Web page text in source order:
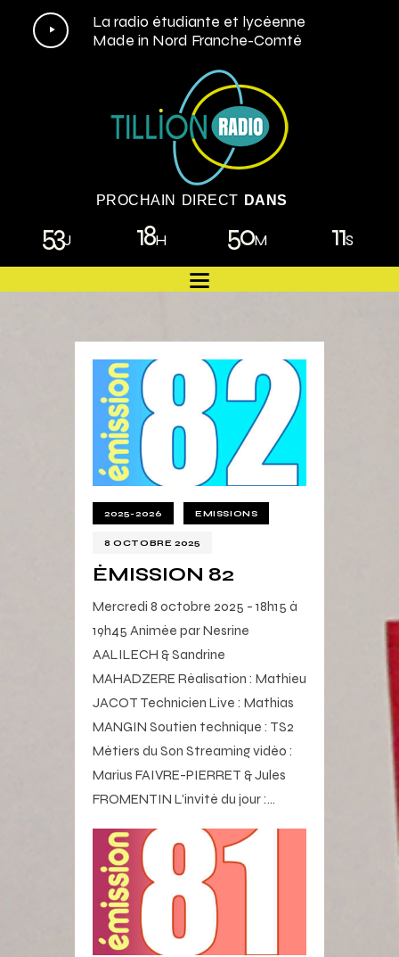
La radio étudiante et lycéenne
Made in Nord Franche-Comté
Lecteur
audio
PROCHAIN DIRECT DANS
53J 18H 50M 10S
2025-2026 EMISSIONS
8 OCTOBRE 2025
ÉMISSION 82
Mercredi 8 octobre 2025 - 18h15 à
19h45 Animée par Nesrine
AALILECH & Sandrine
MAHADZERE Réalisation : Mathieu
JACOT Technicien Live : Mathias
MANGIN Soutien technique : TS2
Métiers du Son Streaming vidéo :
Marius FAIVRE-PIERRET & Jules
FROMENTIN L'invité du jour :…